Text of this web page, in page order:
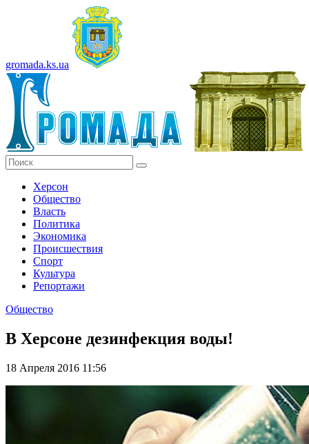
gromada.ks.ua
Херсон
Общество
Власть
Политика
Экономика
Происшествия
Спорт
Культура
Репортажи
Общество
В Херсоне дезинфекция воды!
18 Апреля 2016 11:56